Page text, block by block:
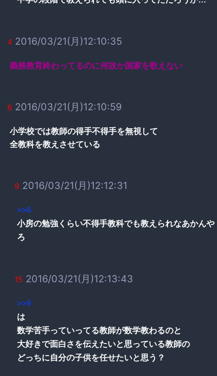
4 2016/03/21(月)12:10:35
義務教育終わってるのに何故か国家を歌えない
6 2016/03/21(月)12:10:59
小学校では教師の得手不得手を無視して
全教科を教えさせている
9 2016/03/21(月)12:12:31
>>6
小房の勉強くらい不得手教科でも教えられなあかんや
ろ
15 2016/03/21(月)12:13:43
>>9
は
数学苦手っていってる教師が数学教わるのと
大好きで面白さを伝えたいと思っている教師の
どっちに自分の子供を任せたいと思う？